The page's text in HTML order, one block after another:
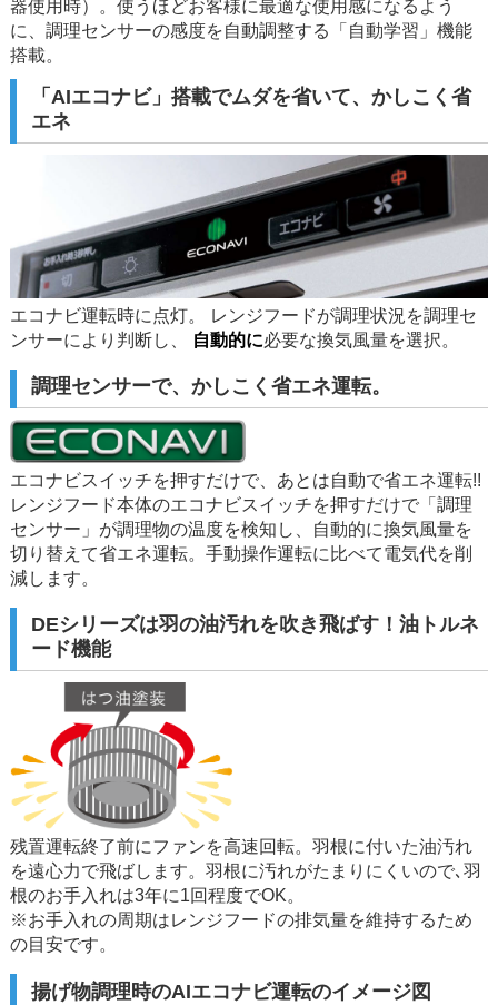
器使用時）。使うほどお客様に最適な使用感になるよう
に、調理センサーの感度を自動調整する「自動学習」機能
搭載。
「AIエコナビ」搭載でムダを省いて、かしこく省
エネ
エコナビ運転時に点灯。 レンジフードが調理状況を調理セ
ンサーにより判断し、
自動的に必要な換気風量を選択。
調理センサーで、かしこく省エネ運転。
エコナビスイッチを押すだけで、あとは自動で省エネ運転!!
レンジフード本体のエコナビスイッチを押すだけで「調理
センサー」が調理物の温度を検知し、自動的に換気風量を
切り替えて省エネ運転。手動操作運転に比べて電気代を削
減します。
DEシリーズは羽の油汚れを吹き飛ばす！油トルネ
ード機能
残置運転終了前にファンを高速回転。羽根に付いた油汚れ
を遠心力で飛ばします。羽根に汚れがたまりにくいので､羽
根のお手入れは3年に1回程度でOK。
※お手入れの周期はレンジフードの排気量を維持するため
の目安です。
揚げ物調理時のAIエコナビ運転のイメージ図